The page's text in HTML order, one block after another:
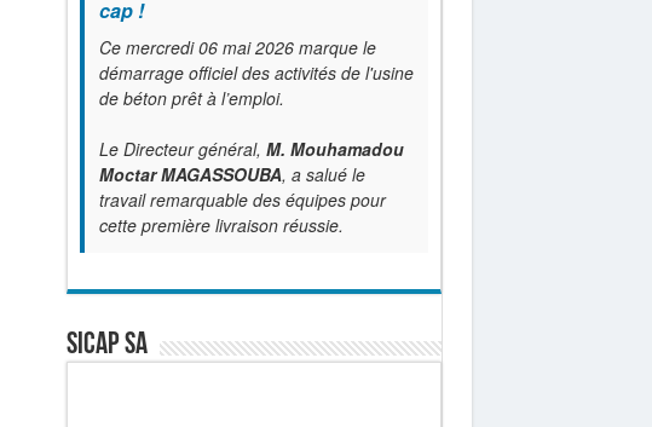
cap !
Ce mercredi 06 mai 2026 marque le
démarrage officiel des activités de l'usine
de béton prêt à l’emploi.
Le Directeur général, M. Mouhamadou
Moctar MAGASSOUBA, a salué le
travail remarquable des équipes pour
cette première livraison réussie.
SICAP SA